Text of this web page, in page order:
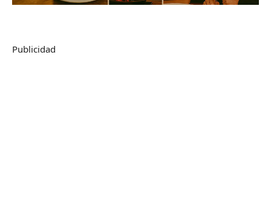
Publicidad